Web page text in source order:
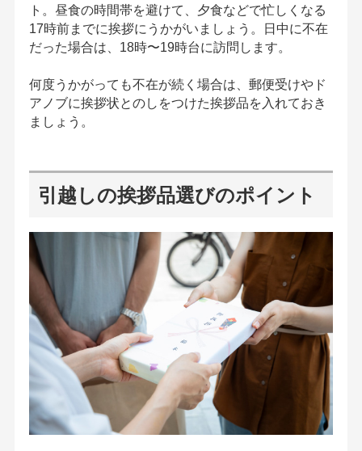
ト。昼食の時間帯を避けて、夕食などで忙しくなる
17時前までに挨拶にうかがいましょう。日中に不在
だった場合は、18時〜19時台に訪問します。
何度うかがっても不在が続く場合は、郵便受けやド
アノブに挨拶状とのしをつけた挨拶品を入れておき
ましょう。
引越しの挨拶品選びのポイント